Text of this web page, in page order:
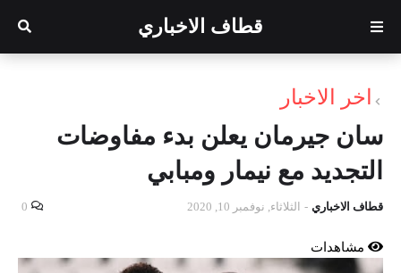
قطاف الاخباري
اخر الاخبار
سان جيرمان يعلن بدء مفاوضات
التجديد مع نيمار ومبابي
قطاف الاخباري - الثلاثاء, نوفمبر 10, 2020 0
مشاهدات